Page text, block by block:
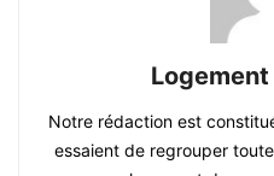
Notre rédaction est
essaient de regrouper